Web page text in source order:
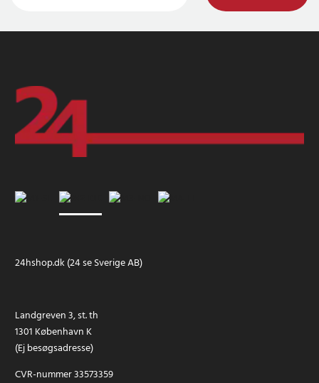
24hshop.dk (24 se Sverige AB)
Landgreven 3, st. th
1301 København K
(Ej besøgsadresse)
CVR-nummer 33573359